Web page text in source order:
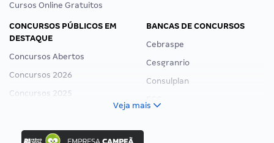
Cursos Online Gratuitos
CONCURSOS PÚBLICOS EM
DESTAQUE
Concursos Abertos
Concursos 2026
Concursos 2025
Concurso Ibama
BANCAS DE CONCURSOS
Cebraspe
Cesgranrio
Consulplan
Veja mais